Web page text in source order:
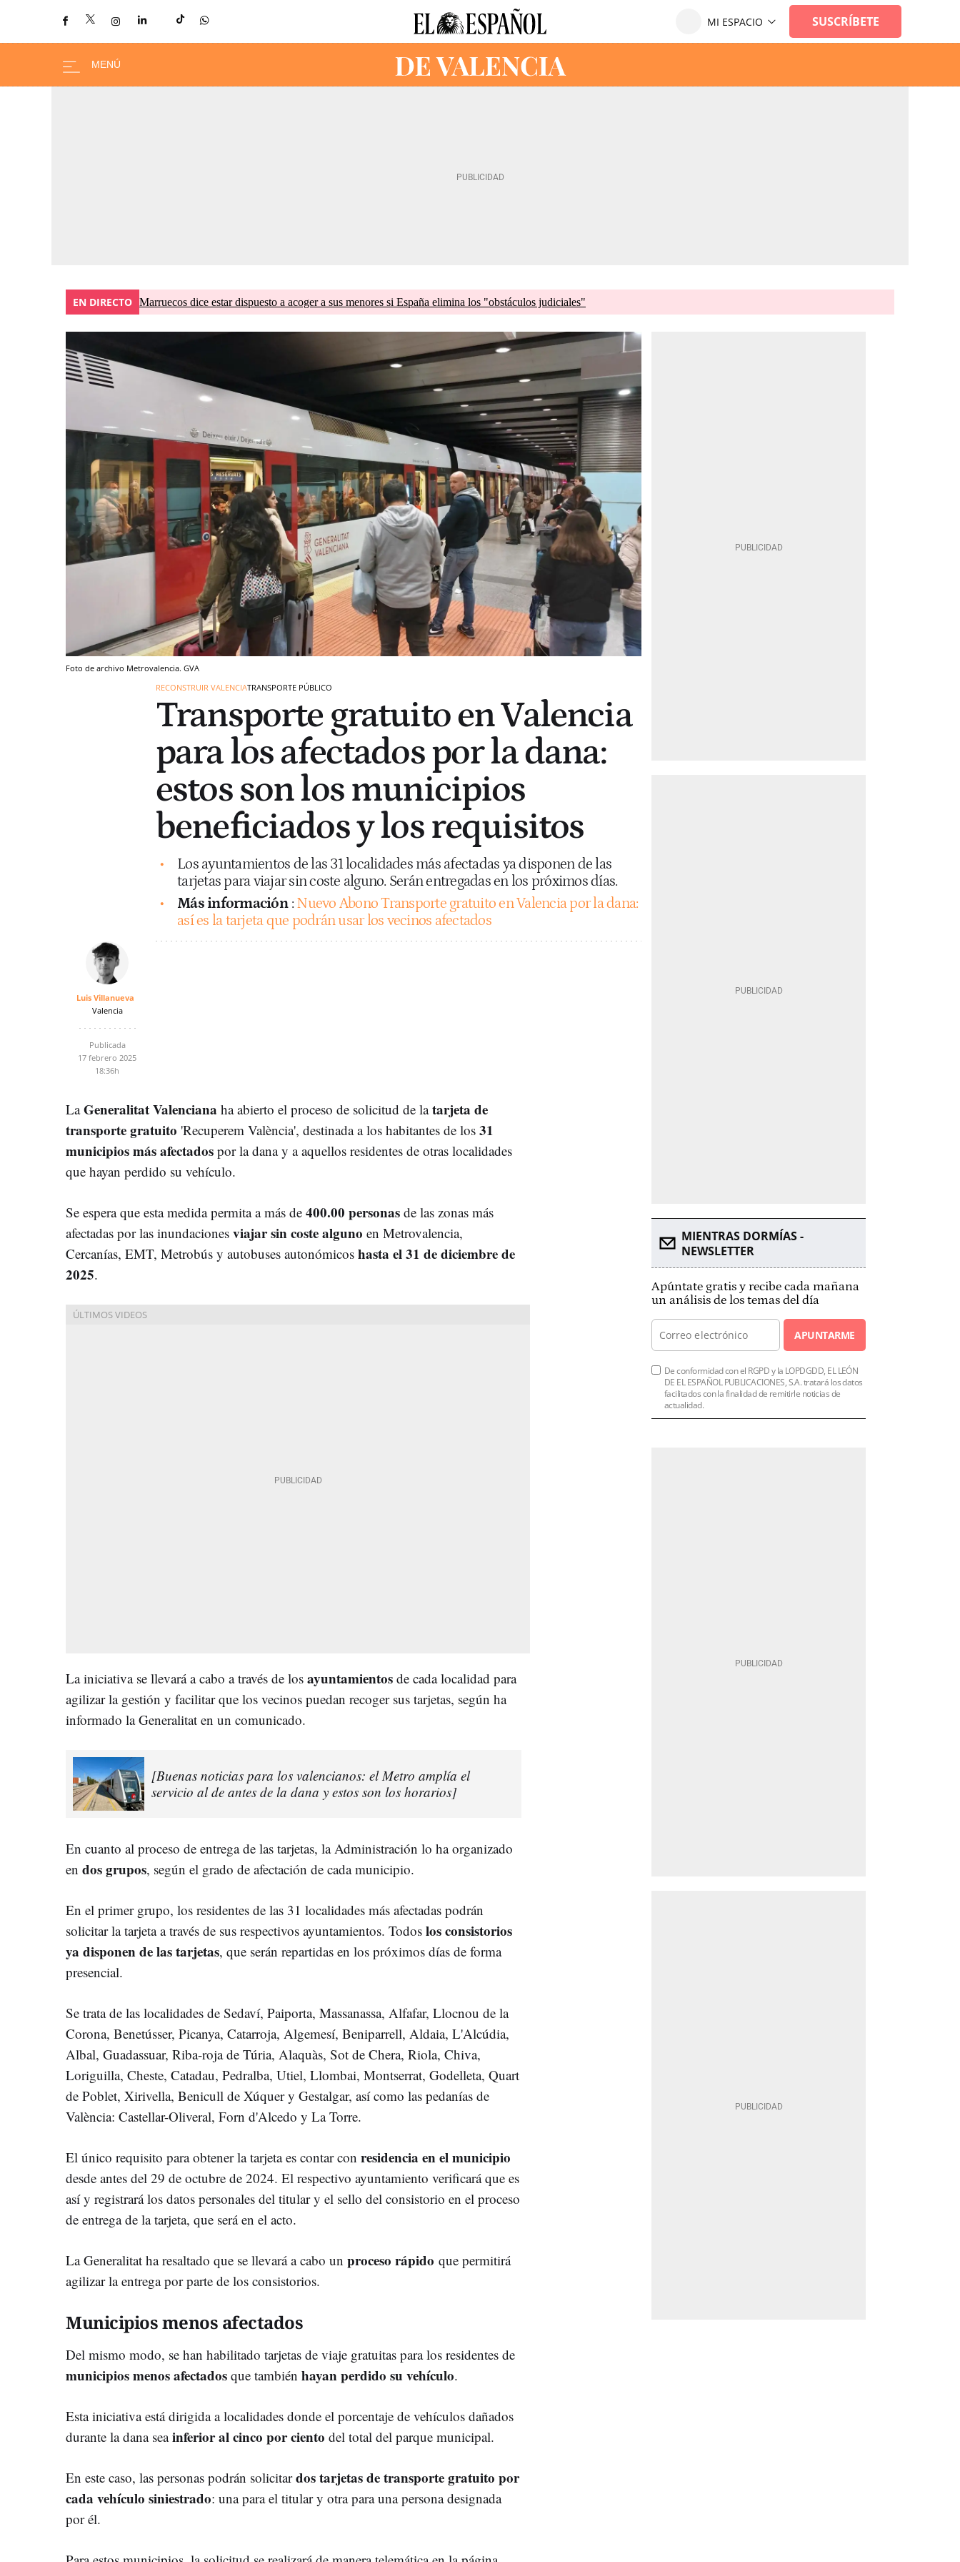
EN DIRECTO Marruecos dice estar dispuesto a acoger a sus menores si España elimina los "obstáculos judiciales"
Foto de archivo Metrovalencia. GVA
RECONSTRUIR VALENCIATRANSPORTE PÚBLICO
Transporte gratuito en Valencia
para los afectados por la dana:
estos son los municipios
beneficiados y los requisitos
Los ayuntamientos de las 31 localidades más afectadas ya disponen de las
tarjetas para viajar sin coste alguno. Serán entregadas en los próximos días.
Más información : Nuevo Abono Transporte gratuito en Valencia por la dana:
así es la tarjeta que podrán usar los vecinos afectados
Luis Villanueva
Valencia
Publicada
17 febrero 2025
18:36h
LaGeneralitat Valenciana ha abierto el proceso de solicitud de latarjeta de
transporte gratuito 'Recuperem València', destinada a los habitantes de los 31
municipios más afectados por la dana y a aquellos residentes de otras localidades
que hayan perdido su vehículo.
Se espera que esta medida permita a más de 400.00 personas de las zonas más
afectadas por las inundaciones viajar sin coste alguno en Metrovalencia,
Cercanías, EMT, Metrobús y autobuses autonómicos hasta el 31 de diciembre de
2025.
La iniciativa se llevará a cabo a través de los ayuntamientos de cada localidad para
agilizar la gestión y facilitar que los vecinos puedan recoger sus tarjetas, según ha
informado la Generalitat en un comunicado.
[Buenas noticias para los valencianos: el Metro amplía el
servicio al de antes de la dana y estos son los horarios]
En cuanto al proceso de entrega de las tarjetas, la Administración lo ha organizado
en dos grupos, según el grado de afectación de cada municipio.
En el primer grupo, los residentes de las 31 localidades más afectadas podrán
solicitar la tarjeta a través de sus respectivos ayuntamientos. Todos los consistorios
ya disponen de las tarjetas, que serán repartidas en los próximos días de forma
presencial.
Se trata de las localidades de Sedaví, Paiporta, Massanassa, Alfafar, Llocnou de la
Corona, Benetússer, Picanya, Catarroja, Algemesí, Beniparrell, Aldaia, L'Alcúdia,
Albal, Guadassuar, Riba-roja de Túria, Alaquàs, Sot de Chera, Riola, Chiva,
Loriguilla, Cheste, Catadau, Pedralba, Utiel, Llombai, Montserrat, Godelleta, Quart
de Poblet, Xirivella, Benicull de Xúquer y Gestalgar, así como las pedanías de
València: Castellar-Oliveral, Forn d'Alcedo y La Torre.
El único requisito para obtener la tarjeta es contar con residencia en el municipio
desde antes del 29 de octubre de 2024. El respectivo ayuntamiento verificará que es
así y registrará los datos personales del titular y el sello del consistorio en el proceso
de entrega de la tarjeta, que será en el acto.
La Generalitat ha resaltado que se llevará a cabo un proceso rápido que permitirá
agilizar la entrega por parte de los consistorios.
Municipios menos afectados
Del mismo modo, se han habilitado tarjetas de viaje gratuitas para los residentes de
municipios menos afectados que también hayan perdido su vehículo.
Esta iniciativa está dirigida a localidades donde el porcentaje de vehículos dañados
durante la dana seainferior al cinco por ciento del total del parque municipal.
En este caso, las personas podrán solicitardos tarjetas de transporte gratuito por
cada vehículo siniestrado: una para el titular y otra para una persona designada
por él.
MIENTRAS DORMÍAS -
NEWSLETTER
Apúntate gratis y recibe cada mañana
un análisis de los temas del día
APUNTARME
De conformidad con el RGPD y la LOPDGDD, EL LEÓN
DE EL ESPAÑOL PUBLICACIONES, S.A. tratará los datos
facilitados con la finalidad de remitirle noticias de
actualidad.